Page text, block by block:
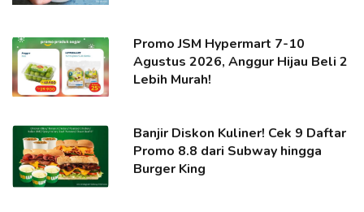
Promo JSM Hypermart 7-10
Agustus 2026, Anggur Hijau Beli 2
Lebih Murah!
Banjir Diskon Kuliner! Cek 9 Daftar
Promo 8.8 dari Subway hingga
Burger King